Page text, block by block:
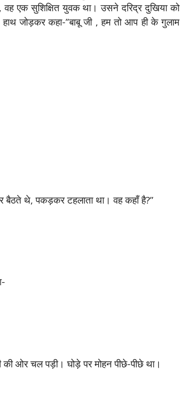
एक सुशिक्षित युवक था। उसने दरिद्र दुखिया को
जोड़कर कहा-”बाबू जी , हम तो आप ही के गुलाम
बैठते थे, पकड़कर टहलाता था। वह कहाँ है?”
की ओर चल पड़ी। घोड़े पर मोहन पीछे-पीछे था।